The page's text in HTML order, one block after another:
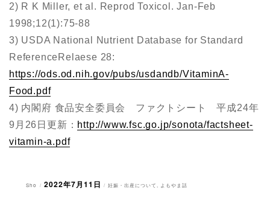
2) R K Miller, et al. Reprod Toxicol. Jan-Feb
1998;12(1):75-88
3) USDA National Nutrient Database for Standard
ReferenceRelaese 28:
https://ods.od.nih.gov/pubs/usdandb/VitaminA-
Food.pdf
4) 内閣府 食品安全委員会 ファクトシート 平成24年
9月26日更新： http://www.fsc.go.jp/sonota/factsheet-
vitamin-a.pdf
投
Sho
投
2022年7月11日
カ
妊娠・出産について よもやま話